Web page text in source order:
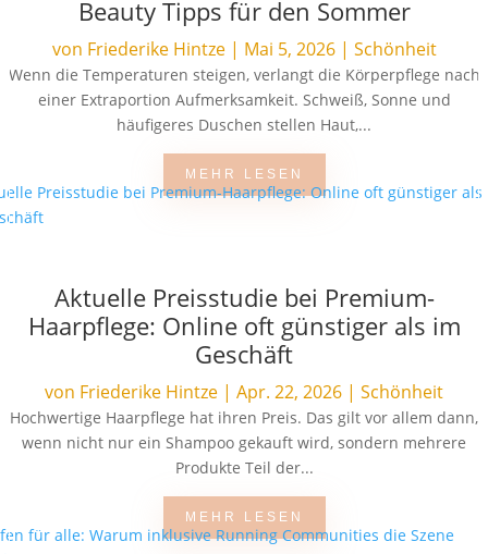
Beauty Tipps für den Sommer
von Friederike Hintze| Mai 5, 2026| Schönheit
Wenn die Temperaturen steigen, verlangt die Körperpflege nach
einer Extraportion Aufmerksamkeit. Schweiß, Sonne und
häufigeres Duschen stellen Haut,...
MEHR LESEN
Aktuelle Preisstudie bei Premium-
Haarpflege: Online oft günstiger als im
Geschäft
von Friederike Hintze | Apr. 22, 2026 | Schönheit
Hochwertige Haarpflege hat ihren Preis. Das gilt vor allem dann,
wenn nicht nur ein Shampoo gekauft wird, sondern mehrere
Produkte Teil der...
MEHR LESEN